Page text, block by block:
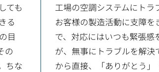
ても
る
目
の
ちな
工場の空調システムにトラ
お客様の製造活動に支障
で、対応にはいつも緊張感
が、無事にトラブルを解決
から直接、「ありがとう」